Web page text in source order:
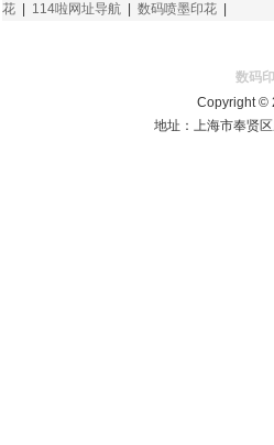
花
114啦网址导航 数码喷墨印花
数码
Copyright ©
地址：上海市奉贤